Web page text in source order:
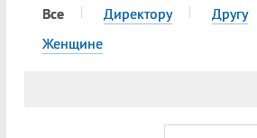
Все Директору Другу
Женщине